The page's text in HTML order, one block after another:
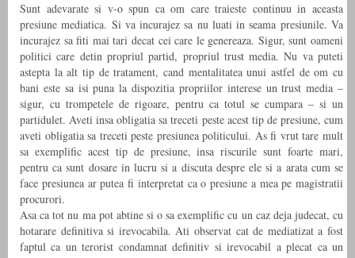
Sunt adevarate si v-o spun ca om care traieste continuu in aceasta
presiune mediatica. Si va incurajez sa nu luati in seama presiunile. Va
incurajez sa fiti mai tari decat cei care le genereaza. Sigur, sunt oameni
politici care detin propriul partid, propriul trust media. Nu va puteti
astepta la alt tip de tratament, cand mentalitatea unui astfel de om cu
bani este sa isi puna la dispozitia propriilor interese un trust media –
sigur, cu trompetele de rigoare, pentru ca totul se cumpara – si un
partidulet. Aveti insa obligatia sa treceti peste acest tip de presiune, cum
aveti obligatia sa treceti peste presiunea politicului. As fi vrut tare mult
sa exemplific acest tip de presiune, insa riscurile sunt foarte mari,
pentru ca sunt dosare in lucru si a discuta despre ele si a arata cum se
face presiunea ar putea fi interpretat ca o presiune a mea pe magistratii
procurori.
Asa ca tot nu ma pot abtine si o sa exemplific cu un caz deja judecat, cu
hotarare definitiva si irevocabila. Ati observat cat de mediatizat a fost
faptul ca un terorist condamnat definitiv si irevocabil a plecat ca un